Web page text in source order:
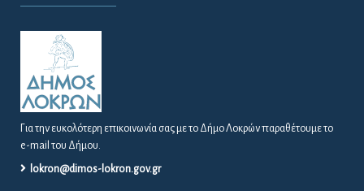
Για την ευκολότερη επικοινωνία σας με το Δήμο Λοκρών παραθέτουμε το
e-mail του Δήμου.
lokron@dimos-lokron.gov.gr